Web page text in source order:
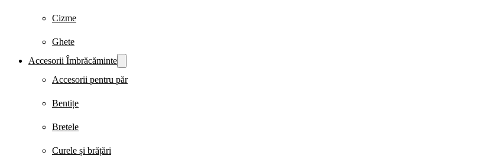
Cizme
Ghete
Accesorii Îmbrăcăminte
Accesorii pentru păr
Bentițe
Bretele
Curele și brățări